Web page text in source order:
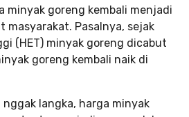
minyak goreng kembali menjadi
masyarakat. Pasalnya, sejak
(HET) minyak goreng dicabut
goreng kembali naik di
nggak langka, harga minyak